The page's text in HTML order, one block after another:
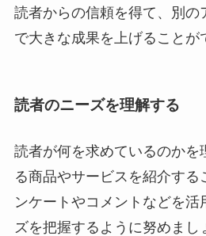
読者からの信頼を得て、別の
で大きな成果を上げることが
読者のニーズを理解する
読者が何を求めているのかを
る商品やサービスを紹介する
ンケートやコメントなどを活
ズを把握するように努めまし